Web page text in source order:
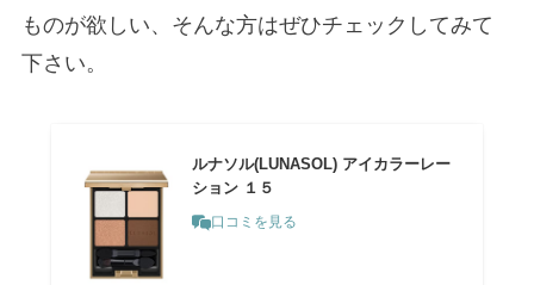
ものが欲しい、そんな方はぜひチェックしてみて
下さい。
ルナソル(LUNASOL) アイカラーレー
ション １５
口コミを見る